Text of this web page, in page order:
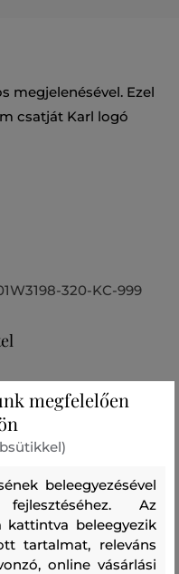
megjelenésével. Ezel
csatját Karl logó
320-KC-999
megfelelően
beleegyezésével
Az
beleegyezik
tartalmat, releváns
online vásárlási